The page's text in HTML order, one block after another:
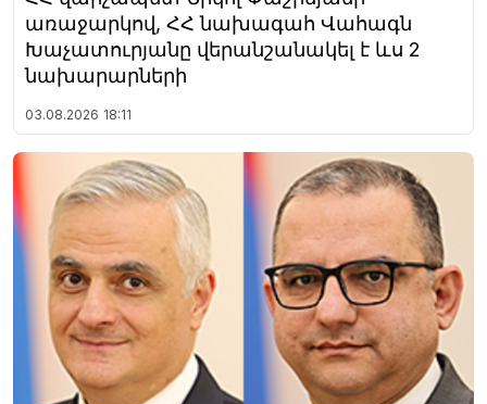
առաջարկով, ՀՀ նախագահ Վահագն
Խաչատուրյանը վերանշանակել է ևս 2
նախարարների
03.08.2026 18:11